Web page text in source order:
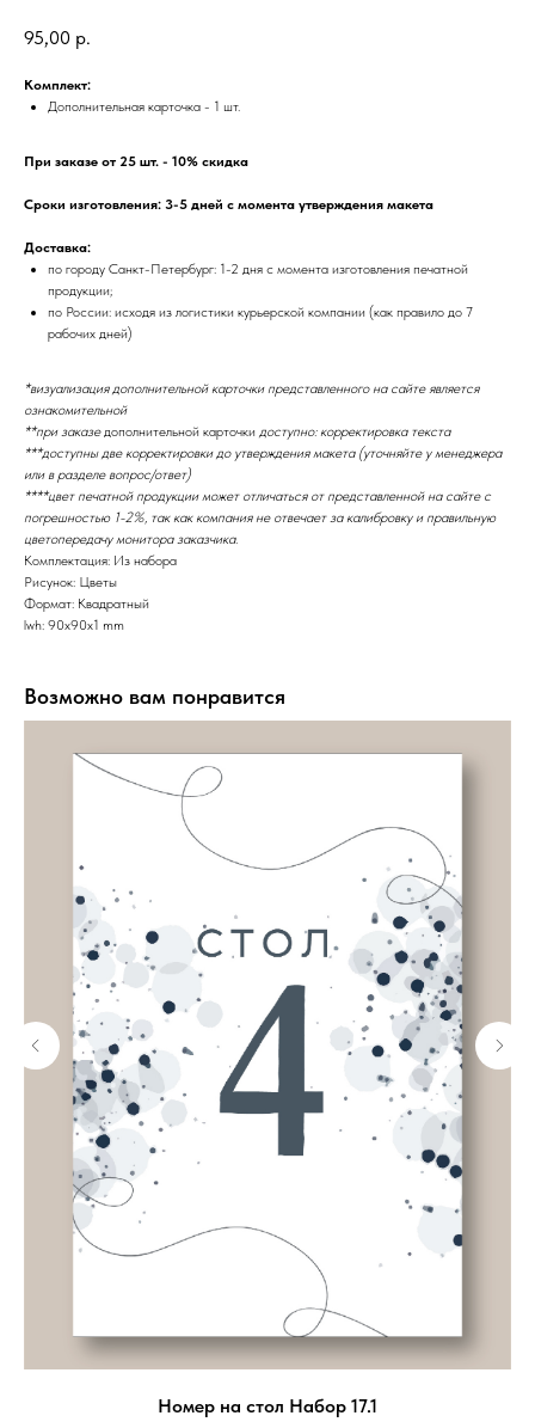
95,00 р.
Комплект:
Дополнительная карточка - 1 шт.
При заказе от 25 шт. - 10% скидка
Сроки изготовления: 3-5 дней с момента утверждения макета
Доставка:
по городу Санкт-Петербург: 1-2 дня с момента изготовления печатной
продукции;
по России: исходя из логистики курьерской компании (как правило до 7
рабочих дней)
*визуализация дополнительной карточки представленного на сайте является
ознакомительной
**при заказедополнительной карточки доступно: корректировка текста
***доступны две корректировки до утверждения макета (уточняйте у менеджера
или в разделе вопрос/ответ)
****цвет печатной продукции может отличаться от представленной на сайте с
погрешностью 1-2%, так как компания не отвечает за калибровку и правильную
цветопередачу монитора заказчика.
Комплектация: Из набора
Рисунок: Цветы
Формат: Квадратный
lwh: 90x90x1 mm
Возможно вам понравится
Номер на стол Набор 17.1